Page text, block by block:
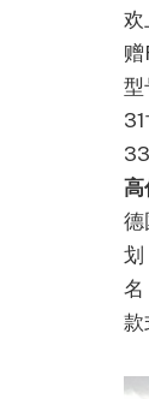
欢
型
高
德
划
名
款